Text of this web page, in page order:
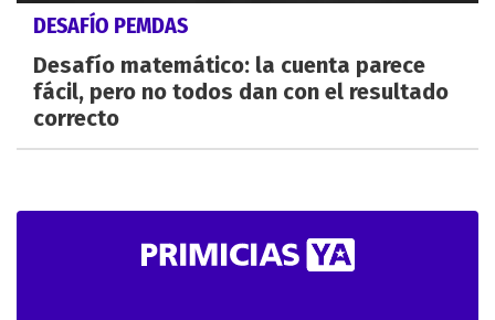
DESAFÍO PEMDAS
Desafío matemático: la cuenta parece
fácil, pero no todos dan con el resultado
correcto